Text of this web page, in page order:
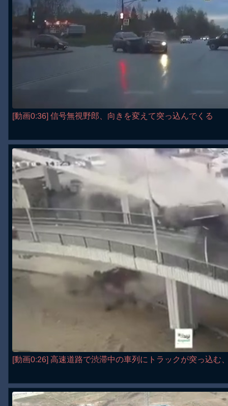
[動画0:36] 信号無視野郎、向きを変えて突っ込んでくる
[動画0:26] 高速道路で渋滞中の車列にトラックが突っ込む